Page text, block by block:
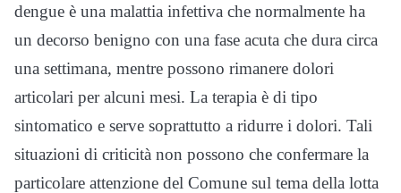
dengue è una malattia infettiva che normalmente ha
un decorso benigno con una fase acuta che dura circa
una settimana, mentre possono rimanere dolori
articolari per alcuni mesi. La terapia è di tipo
sintomatico e serve soprattutto a ridurre i dolori. Tali
situazioni di criticità non possono che confermare la
particolare attenzione del Comune sul tema della lotta